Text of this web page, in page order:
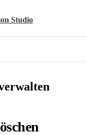
Studio